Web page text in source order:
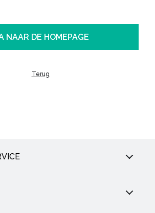
NAAR DE HOMEPAGE
Terug